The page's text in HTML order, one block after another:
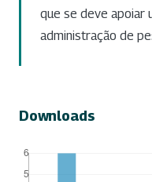
que se deve apoiar
administração de
Downloads